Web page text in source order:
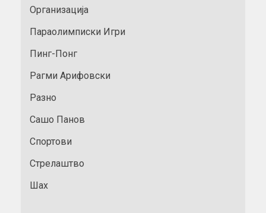
Организација
Параолимписки Игри
Пинг-Понг
Рагми Арифовски
Разно
Сашо Панов
Спортови
Стрелаштво
Шах